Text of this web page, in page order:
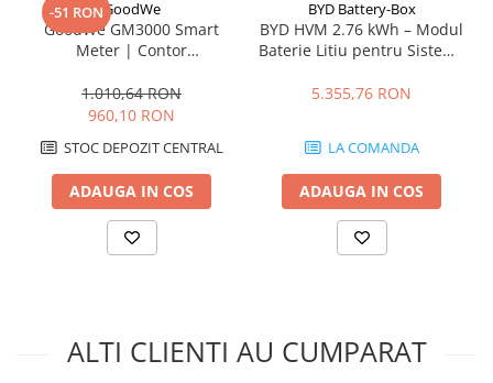
PowerAssist
Suplimenteaza puterea din baterii atunci cand sursa AC este
limitata.
Integrare ESS
Compatibil cu:
sisteme de stocare energie
contoare inteligente
Unda sinus pura
Permite alimentarea echipamentelor sensibile.
-51 RON GoodWe
GoodWe GM3000 Smart
Meter | Contor
Invertor | Măsurare
Trifazată 80A
1.010,64 RON
960,10 RON
STOC DEPOZIT CENTRAL
ADAUGA IN COS
BYD Battery-Box
BYD HVM 2.76 kWh – Modul
Baterie Litiu pentru Sisteme
5.355,76 RON
LA COMANDA
ADAUGA IN COS
ALTI CLIENTI AU CUMPARAT